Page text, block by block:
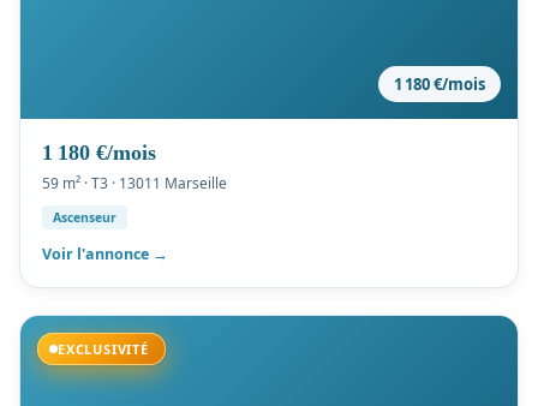
1 180 €/mois
1 180 €/mois
59 m² · T3 · 13011 Marseille
Ascenseur
Voir l'annonce →
EXCLUSIVITÉ
Disponible